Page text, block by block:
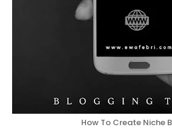
How To Create Niche